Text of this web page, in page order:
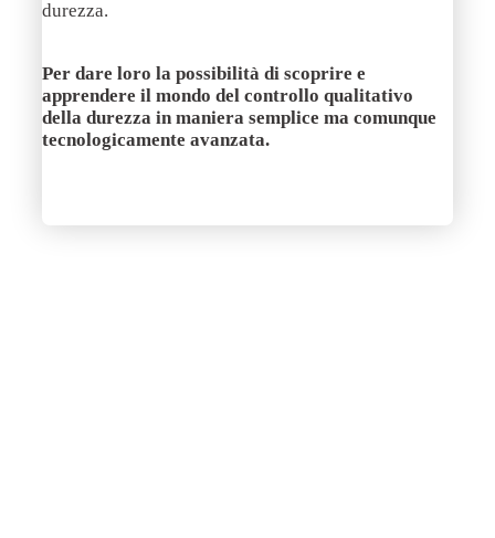
durezza.
Per dare loro la possibilità di scoprire e
apprendere il mondo del controllo qualitativo
della durezza in maniera semplice ma comunque
tecnologicamente avanzata.